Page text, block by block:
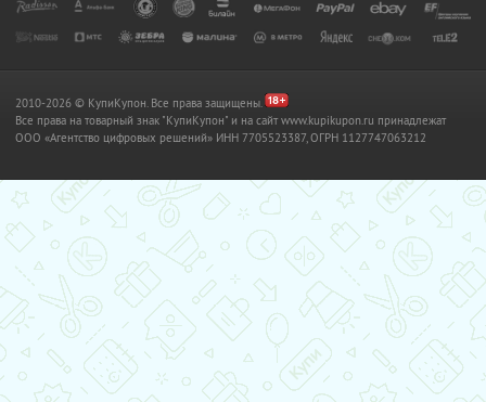
2010-2026 © КупиКупон. Все права защищены.
Все права на товарный знак "КупиКупон" и на сайт www.kupikupon.ru принадлежат
OOO «Агентство цифровых решений» ИНН 7705523387, ОГРН 1127747063212